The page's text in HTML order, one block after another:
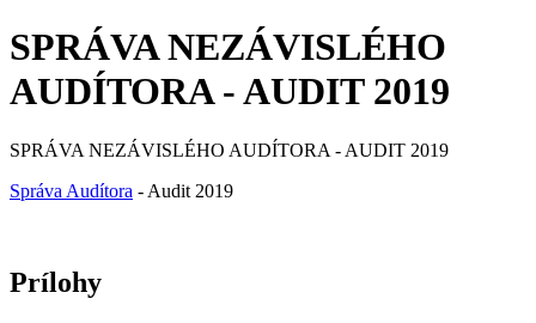
SPRÁVA NEZÁVISLÉHO
AUDÍTORA - AUDIT 2019
SPRÁVA NEZÁVISLÉHO AUDÍTORA - AUDIT 2019
Správa Audítora - Audit 2019
Prílohy